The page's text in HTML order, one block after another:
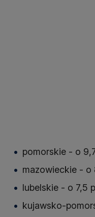
pomorskie - o
mazowieckie - o
lubelskie - o 7,5
kujawsko-